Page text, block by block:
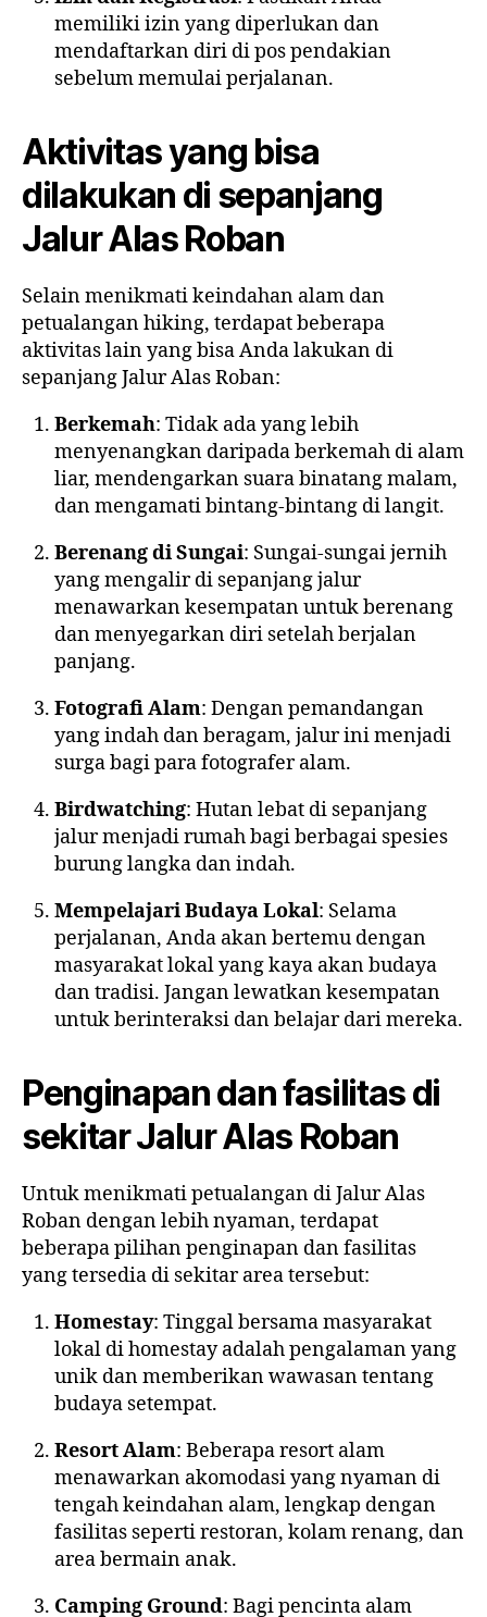
memiliki izin yang diperlukan dan
mendaftarkan diri di pos pendakian
sebelum memulai perjalanan.
Aktivitas yang bisa
dilakukan di sepanjang
Jalur Alas Roban
Selain menikmati keindahan alam dan
petualangan hiking, terdapat beberapa
aktivitas lain yang bisa Anda lakukan di
sepanjang Jalur Alas Roban:
Berkemah: Tidak ada yang lebih
menyenangkan daripada berkemah di alam
liar, mendengarkan suara binatang malam,
dan mengamati bintang-bintang di langit.
Berenang di Sungai: Sungai-sungai jernih
yang mengalir di sepanjang jalur
menawarkan kesempatan untuk berenang
dan menyegarkan diri setelah berjalan
panjang.
Fotografi Alam: Dengan pemandangan
yang indah dan beragam, jalur ini menjadi
surga bagi para fotografer alam.
Birdwatching: Hutan lebat di sepanjang
jalur menjadi rumah bagi berbagai spesies
burung langka dan indah.
Mempelajari Budaya Lokal: Selama
perjalanan, Anda akan bertemu dengan
masyarakat lokal yang kaya akan budaya
dan tradisi. Jangan lewatkan kesempatan
untuk berinteraksi dan belajar dari mereka.
Penginapan dan fasilitas di
sekitar Jalur Alas Roban
Untuk menikmati petualangan di Jalur Alas
Roban dengan lebih nyaman, terdapat
beberapa pilihan penginapan dan fasilitas
yang tersedia di sekitar area tersebut:
Homestay: Tinggal bersama masyarakat
lokal di homestay adalah pengalaman yang
unik dan memberikan wawasan tentang
budaya setempat.
Resort Alam: Beberapa resort alam
menawarkan akomodasi yang nyaman di
tengah keindahan alam, lengkap dengan
fasilitas seperti restoran, kolam renang, dan
area bermain anak.
Camping Ground: Bagi pencinta alam